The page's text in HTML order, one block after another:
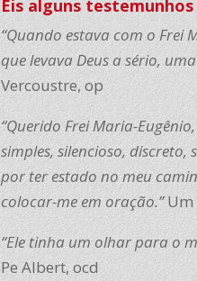
Eis alguns
“Quando estava com o Frei
que levava Deus a sério,
Vercoustre, op
“Querido Frei Maria-
simples, silencioso,
por ter estado no meu
colocar-me em oração.”Um
“Ele tinha um olhar para o
Pe Albert, ocd